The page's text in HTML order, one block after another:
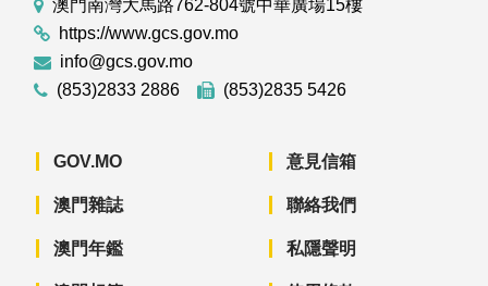
澳門南灣大馬路762-804號中華廣場15樓
https://www.gcs.gov.mo
info@gcs.gov.mo
(853)2833 2886
(853)2835 5426
GOV.MO
澳門雜誌
澳門年鑑
意見信箱
聯絡我們
私隱聲明